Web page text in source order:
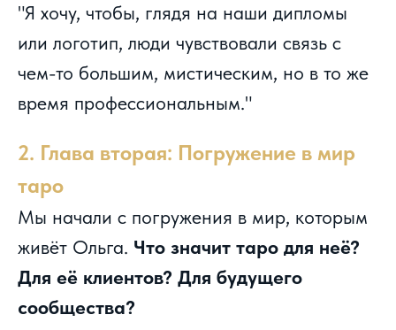
"Я хочу, чтобы, глядя на наши дипломы
или логотип, люди чувствовали связь с
чем-то большим, мистическим, но в то же
время профессиональным."
2. Глава вторая: Погружение в мир
таро
Мы начали с погружения в мир, которым
живёт Ольга. Что значит таро для неё?
Для её клиентов? Для будущего
сообщества?